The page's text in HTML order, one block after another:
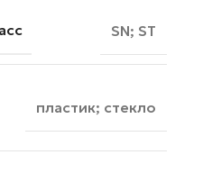
SN; ST
пластик; стекло